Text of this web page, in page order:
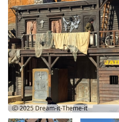
Ⓒ 2025 Dream-it-Theme-it